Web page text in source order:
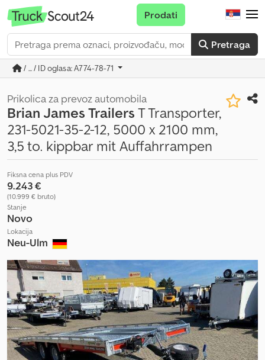
Pretraga
Prodati
/ ... / ID oglasa: A774-78-71
Prikolica za prevoz automobila
Brian James TrailersT Transporter,
231-5021-35-2-12, 5000 x 2100 mm,
3,5 to. kippbar mit Auffahrrampen
Fiksna cena plus PDV
9.243 €
(10.999 € bruto)
Stanje
Novo
Lokacija
Neu-Ulm